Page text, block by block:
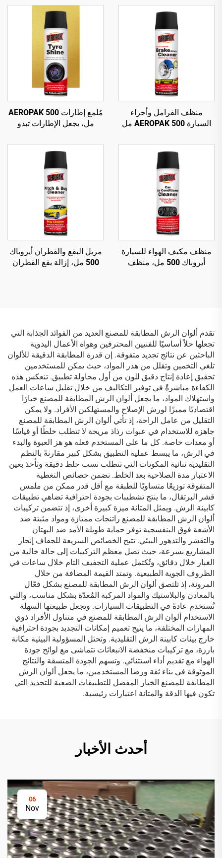
منظف الفرامل وأجزاء
السيارة AEROPAK 500 مل
ثوانٍ لفرامل السيارة
مُلمع إطارات AEROPAK 500
مل، يجعل الإطارات تبدو
للعناية بالإطارات
منظف مكيف الهواء للسيارة
أيروباك 500 مل، منظف
مزيل البقع والقطران أيروباك
500 مل، إزالة بقع القطران
تقدم ألوان الرش المطابقة للمصنع العديد من الفوائد الجذابة التي
تجعلها حلاً أساسيًا للفنيين المحترفين وهواة الأعمال اليدوية
الباحثين عن نتائج تجديد متفوقة. إن قدرة المطابقة الدقيقة للألوان
تلغي التخمين وتقلل من هدر المواد، حيث يمكن للمستخدمين
تحقيق إعادة إنتاج دقيق للون من أول محاولة تطبيق. تنعكس هذه
الكفاءة مباشرةً في توفير التكاليف من خلال تقليل ساعات العمل
واستهلاك المواد، ما يجعل ألوان الرش المطابقة للمصنع خيارًا
اقتصاديًا مميزًا لورش الإصلاح والمستهلكين الأفراد. ولا يمكن
التقليل من عامل الراحة، إذ تأتي ألوان الرش المطابقة للمصنع
جاهزة للاستخدام في عبوات رذاذ مريحة لا تتطلب خلطًا أو قياسًا
أو معدات خاصة. كل ما على المستخدم فعله هو هز العبوة والبدء
في الرش، ما يبسط عملية التطبيق بشكل كبير مقارنةً بالنظم
التقليدية ثنائية المكونات التي تتطلب نسب خلط دقيقة وتأخذ بعين
الاعتبار مدة الصلاحية بعد الخلط. تضمن خصائص التغطية
المتفوقة توزيعًا متساويًا للطبقة مع أقل قدر ممكن من ملمس
قشر البرتقال، ما ينتج تشطيبات بجودة احترافية تضاهي تطبيقات
كابينة الرش. ويمثل المتانة ميزة كبيرة أخرى، إذ تتضمن تركيبات
ألوان الرش المطابقة للمصنع راتنجات ممتازة ومواد مثبتة ضد
الأشعة فوق البنفسجية توفر حماية طويلة الأمد ضد البهتان
والتقشر والتدهور البيئي. تتيح الخصائص السريعة للجفاف إنجاز
المشاريع بسرعة، حيث تصل معظم التركيبات إلى حالة خالية من
الغبار خلال دقائق، وتُكتمل عملية التجفيف التام خلال ساعات في
الظروف الجوية الطبيعية. وتمتد القيمة المضافة من خلال
المرونة، إذ تلتصق ألوان الرش المطابقة للمصنع بشكل فعّال
بالمعادن والبلاستيك والمواد المركبة المُعدّة بشكل مناسب، والتي
تُستخدم عادةً في التطبيقات السيارات. وتجعل طبيعتها السهلة
الاستخدام ألوان الرش المطابقة للمصنع في متناول الأفراد ذوي
المهارات المختلفة، ما يتيح تعميم إمكانات التجديد بجودة احترافية
خارج بيئات كابينة الرش التقليدية. وتحتل المسؤولية البيئية مكانة
بارزة، مع تركيبات منخفضة الانبعاثات تتماشى مع لوائح جودة
الهواء مع تقديم أداء استثنائي. وتسهم الجودة المتسقة والنتائج
الموثوقة في بناء ثقة ورضا المستخدمين، ما يجعل ألوان الرش
المطابقة للمصنع الخيار المفضل للتطبيقات الصعبة للتجديد التي
تكون فيها الدقة والمتانة اعتبارات رئيسية.
أحدث الأخبار
06
Nov